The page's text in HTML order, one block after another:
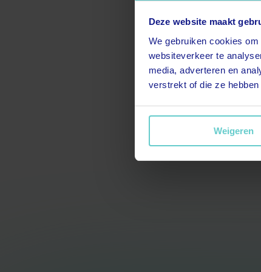
Deze website maakt
We gebruiken cookies
websiteverkeer te
media, adverteren en
verstrekt of die ze
Weigeren